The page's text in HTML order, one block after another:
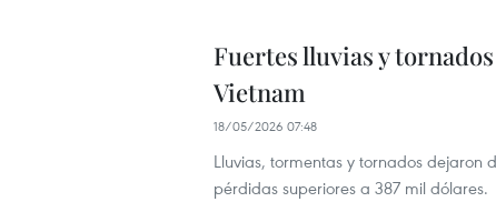
Fuertes lluvias y
Vietnam
18/05/2026 07:48
Lluvias, tormentas y tornados dejaron
pérdidas superiores a 387 mil dólares.